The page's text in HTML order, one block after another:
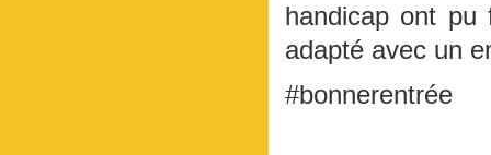
handicap ont pu
adapté avec un
#bonnerentrée